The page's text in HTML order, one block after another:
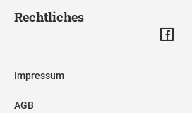
Rechtliches
Impressum
AGB